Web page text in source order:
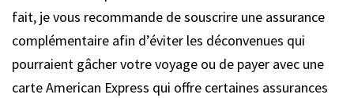
fait, je vous recommande de souscrire une assurance
complémentaire afin d’éviter les déconvenues qui
pourraient gâcher votre voyage ou de payer avec une
carte American Express qui offre certaines assurances